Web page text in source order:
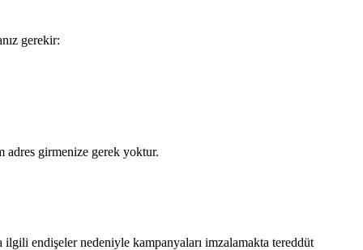
ız gerekir:
adres girmenize gerek yoktur.
ilgili endişeler nedeniyle kampanyaları imzalamakta tereddüt